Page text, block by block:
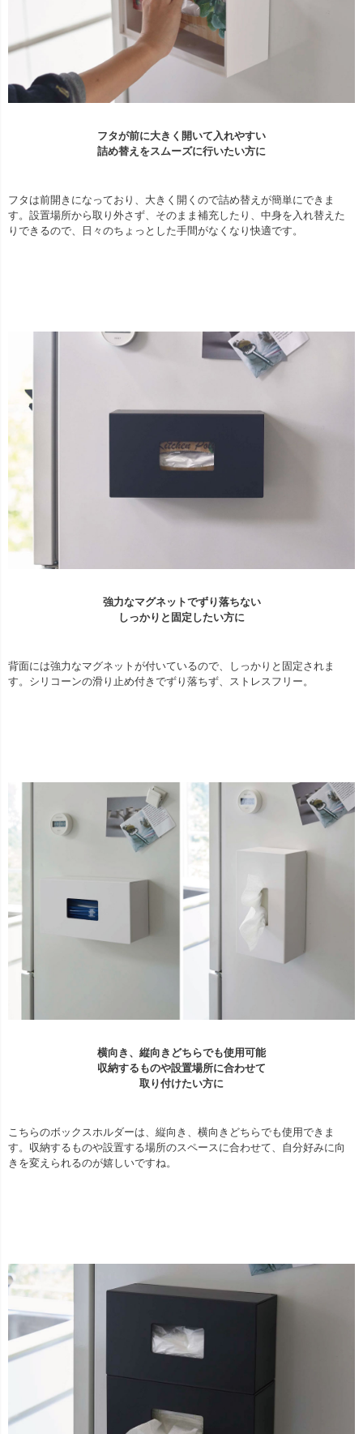
フタが前に大きく開いて入れやすい
詰め替えをスムーズに行いたい方に
フタは前開きになっており、大きく開くので詰め替えが簡単にできま
す。設置場所から取り外さず、そのまま補充したり、中身を入れ替えた
りできるので、日々のちょっとした手間がなくなり快適です。
強力なマグネットでずり落ちない
しっかりと固定したい方に
背面には強力なマグネットが付いているので、しっかりと固定されま
す。シリコーンの滑り止め付きでずり落ちず、ストレスフリー。
横向き、縦向きどちらでも使用可能
収納するものや設置場所に合わせて
取り付けたい方に
こちらのボックスホルダーは、縦向き、横向きどちらでも使用できま
す。収納するものや設置する場所のスペースに合わせて、自分好みに向
きを変えられるのが嬉しいですね。